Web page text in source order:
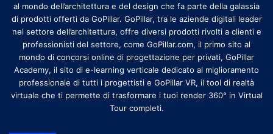
al mondo dell’architettura e del design che fa parte della galassia
di prodotti offerti da GoPillar. GoPillar, tra le aziende digitali leader
nel settore dell’architettura, offre diversi prodotti rivolti a clienti e
professionisti del settore, come GoPillar.com, il primo sito al
mondo di concorsi online di progettazione per privati, GoPillar
Academy, il sito di e-learning verticale dedicato al miglioramento
professionale di tutti i progettisti e GoPillar VR, il tool di realtà
virtuale che ti permette di trasformare i tuoi render 360° in Virtual
Tour completi.